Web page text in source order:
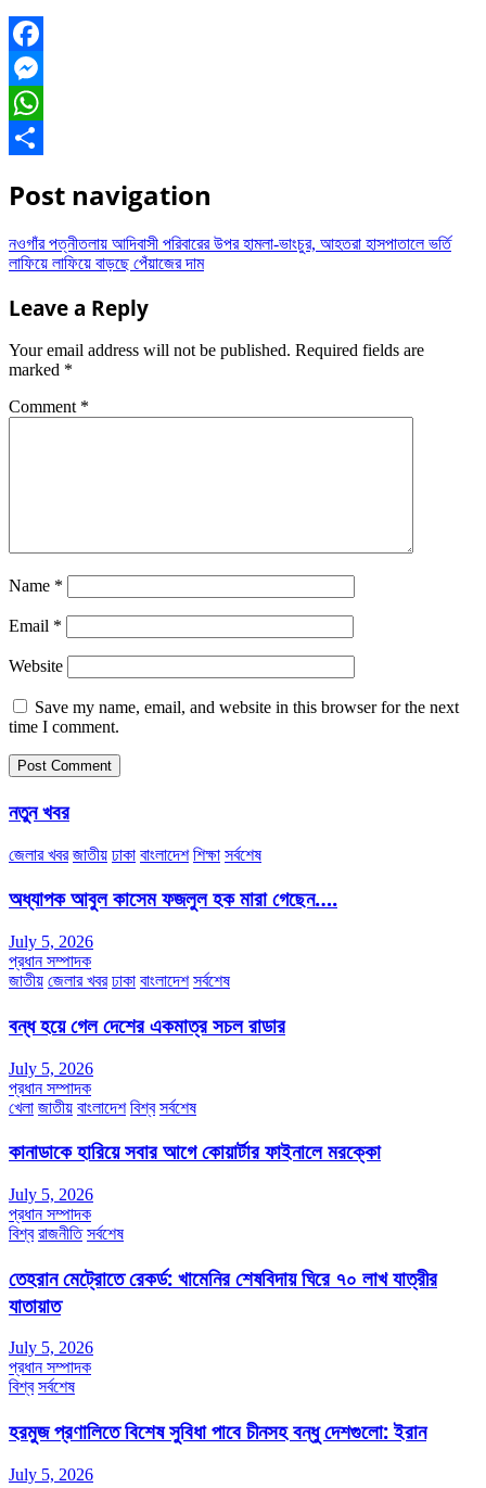
Facebook
Messenger
WhatsApp
Post navigation
নওগাঁর পত্নীতলায় আদিবাসী পরিবারের উপর হামলা-ভাংচুর, আহতরা হাসপাতালে ভর্তি
লাফিয়ে লাফিয়ে বাড়ছে পেঁয়াজের দাম
Leave a Reply
Your email address will not be published. Required fields are
marked *
Comment *
Name *
Email *
Website
Save my name, email, and website in this browser for the next
time I comment.
নতুন খবর
জেলার খবর জাতীয় ঢাকা বাংলাদেশ শিক্ষা সর্বশেষ
অধ্যাপক আবুল কাসেম ফজলুল হক মারা গেছেন….
July 5, 2026
প্রধান সম্পাদক
জাতীয় জেলার খবর ঢাকা বাংলাদেশ সর্বশেষ
বন্ধ হয়ে গেল দেশের একমাত্র সচল রাডার
July 5, 2026
প্রধান সম্পাদক
খেলা জাতীয় বাংলাদেশ বিশ্ব সর্বশেষ
কানাডাকে হারিয়ে সবার আগে কোয়ার্টার ফাইনালে মরক্কো
July 5, 2026
প্রধান সম্পাদক
বিশ্ব রাজনীতি সর্বশেষ
তেহরান মেট্রোতে রেকর্ড: খামেনির শেষবিদায় ঘিরে ৭০ লাখ যাত্রীর
যাতায়াত
July 5, 2026
প্রধান সম্পাদক
বিশ্ব সর্বশেষ
হরমুজ প্রণালিতে বিশেষ সুবিধা পাবে চীনসহ বন্ধু দেশগুলো: ইরান
July 5, 2026